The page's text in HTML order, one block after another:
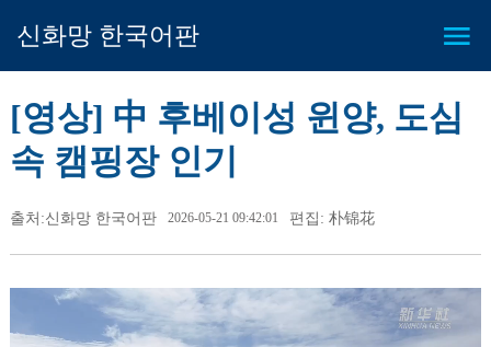
신화망 한국어판
[영상] 中 후베이성 윈양, 도심
속 캠핑장 인기
출처:신화망 한국어판 2026-05-21 09:42:01 편집: 朴锦花